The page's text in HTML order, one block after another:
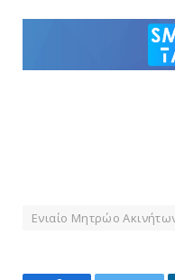
Ενιαίο Μητρώο